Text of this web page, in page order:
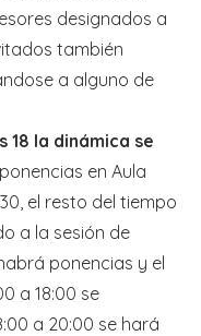
designados a
también
a alguno de
18 la dinámica se
en Aula
el resto del tiempo
a la sesión de
ponencias y el
a 18:00 se
a 20:00 se hará